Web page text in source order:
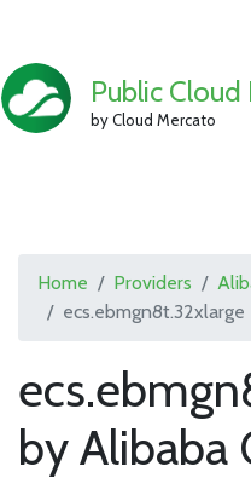
Public Cloud
by Cloud Mercato
Home Providers
ecs.ebmgn8t.32xlarge
by Alibaba